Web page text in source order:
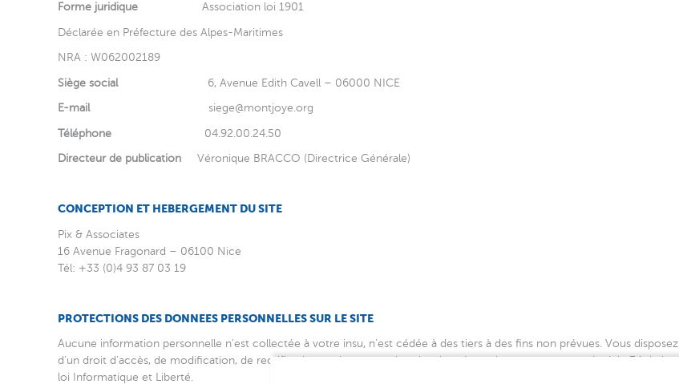
Forme juridique Association loi 1901
Déclarée en Préfecture des Alpes-Maritimes
NRA : W062002189
Siège social 6, Avenue Edith Cavell – 06000 NICE
E-mail siege@montjoye.org
Téléphone 04.92.00.24.50
Directeur de publication Véronique BRACCO (Directrice Générale)
CONCEPTION ET HEBERGEMENT DU SITE
Pix & Associates
16 Avenue Fragonard – 06100 Nice
Tél: +33 (0)4 93 87 03 19
PROTECTIONS DES DONNEES PERSONNELLES SUR LE SITE
Aucune information personnelle n’est collectée à votre insu, n’est cédée à des tiers à des fins non prévues. Vous disposez
d’un droit d’accès, de modification, de rectification et de suppression des données qui vous concernent (article 34 de la
loi Informatique et Liberté.